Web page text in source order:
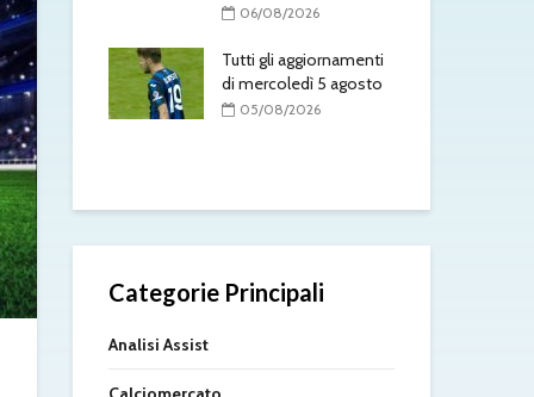
torna nel
06/08/2026
Tutti gli aggiornamenti
di mercoledì 5 agosto
05/08/2026
Categorie Principali
Analisi Assist